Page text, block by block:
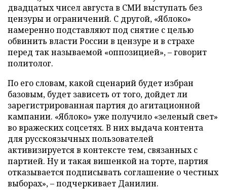
двадцатых чисел августа в СМИ выступать без
цензуры и ограничений. С другой, «Яблоко»
намеренно подставляют под снятие с целью
обвинить власти России в цензуре и в страхе
перед так называемой «оппозицией», – говорит
политолог.
По его словам, какой сценарий будет избран
базовым, будет зависеть от того, дойдет ли
зарегистрированная партия до агитационной
кампании. «Яблоко» уже получило «зеленый свет»
во вражеских соцсетях. В них выдача контента
для русскоязычных пользователей
активизируется в контексте тем, связанных с
партией. Ну и такая вишенкой на торте, партия
отказывается подписывать соглашение о честных
выборах», – подчеркивает Данилин.